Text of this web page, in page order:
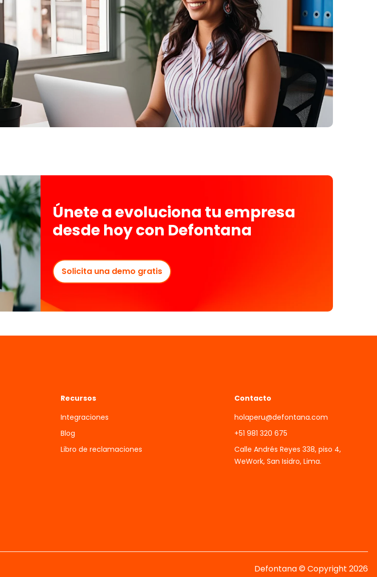
Únete a evoluciona tu empresa
desde hoy con Defontana
Solicita una demo gratis
Recursos
Integraciones
Blog
Libro de reclamaciones
Contacto
holaperu@defontana.com
+51 981 320 675
Calle Andrés Reyes 338, piso 4,
WeWork, San Isidro, Lima.
Defontana © Copyright 2026